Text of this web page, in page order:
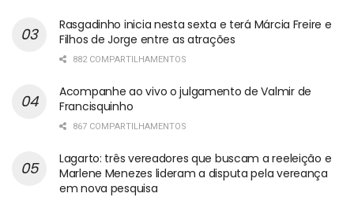
Rasgadinho inicia nesta sexta e terá Márcia Freire e
Filhos de Jorge entre as atrações
882 COMPARTILHAMENTOS
Acompanhe ao vivo o julgamento de Valmir de
Francisquinho
867 COMPARTILHAMENTOS
Lagarto: três vereadores que buscam a reeleição e
Marlene Menezes lideram a disputa pela vereança
em nova pesquisa